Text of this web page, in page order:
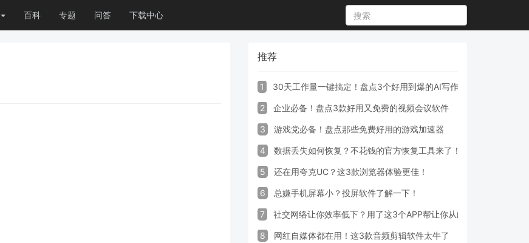
百科 专题 问答 下载中心
推荐
1 30天工作量一键搞定！盘点3个好用到爆的AI写作生成器工具
2 企业必备！盘点3款好用又免费的视频会议软件
3 游戏党必备！盘点那些免费好用的游戏加速器
4 数据丢失如何恢复？不花钱的官方恢复工具来了！
5 还在用夸克UC？这3款浏览器体验更佳！
6 总嫌手机屏幕小？投屏软件了解一下！
7 社交网络让你效率低下？用了这3个APP帮让你从此戒掉手机！
8 网红自媒体都在用！这3款音频剪辑软件太牛了